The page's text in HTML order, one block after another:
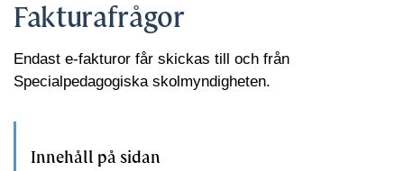
Fakturafrågor
Endast e-fakturor får skickas till och från
Specialpedagogiska skolmyndigheten.
Innehåll på sidan